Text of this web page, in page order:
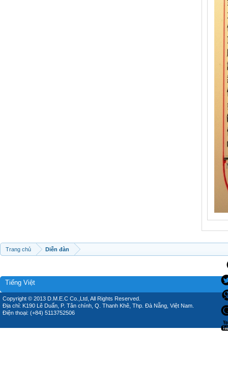
Trang chủ Diễn đàn
Tiếng Việt
Copyright © 2013 D.M.E.C Co.,Ltd, All Rights Reserved.
Địa chỉ: K190 Lê Duẩn, P. Tân chính, Q. Thanh Khê, Thp. Đà Nẵng, Việt Nam.
Điện thoại: (+84) 5113752506